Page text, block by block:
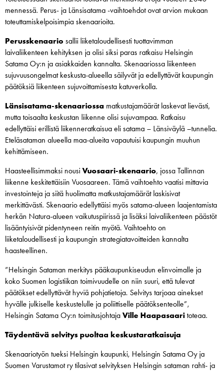
mennessä. Perus- ja Länsisatama -vaihtoehdot ovat arvion mukaan
toteuttamiskelpoisimpia skenaarioita.
Perusskenaariosallii liiketaloudellisesti tuottavimman
laivaliikenteen kehityksen ja olisi siksi paras ratkaisu Helsingin
Satama Oy:n ja asiakkaiden kannalta. Skenaariossa liikenteen
sujuvuusongelmat keskusta-alueella säilyvät ja edellyttävät kaupungin
päätöksiä liikenteen sujuvoittamisesta katuverkolla.
Länsisatama-skenaariossa matkustajamäärät laskevat lievästi,
mutta toisaalta keskustan liikenne olisi sujuvampaa. Ratkaisu
edellyttäisi erillistä liikenneratkaisua eli satama – Länsiväylä –tunnelia.
Eteläsataman alueella maa-alueita vapautuisi kaupungin muuhun
kehittämiseen.
Haasteellisimmaksi nousiVuosaari-skenaario, jossa Tallinnan
liikenne keskitettäisiin Vuosaareen. Tämä vaihtoehto vaatisi mittavia
investointeja ja siitä huolimatta matkustajamäärät laskisivat
merkittävästi. Skenaario edellyttäisi myös satama-alueen laajentamista
herkän Natura-alueen vaikutuspiirissä ja lisäksi laivaliikenteen päästöt
lisääntyisivät pidentyneen reitin myötä. Vaihtoehto on
liiketaloudellisesti ja kaupungin strategiatavoitteiden kannalta
haasteellinen.
”Helsingin Sataman merkitys pääkaupunkiseudun elinvoimalle ja
koko Suomen logistiikan toimivuudelle on niin suuri, että tulevat
päätökset edellyttävät hyviä pohjatietoja. Selvitys tarjoaa ainekset
hyvälle julkiselle keskustelulle ja poliittiselle päätöksenteolle”,
Helsingin Satama Oy:n toimitusjohtajaVille Haapasaaritoteaa.
Täydentävä selvitys puoltaa keskustaratkaisuja
Skenaariotyön tueksi Helsingin kaupunki, Helsingin Satama Oy ja
Suomen Varustamot ry tilasivat selvityksen Helsingin sataman rahti- ja